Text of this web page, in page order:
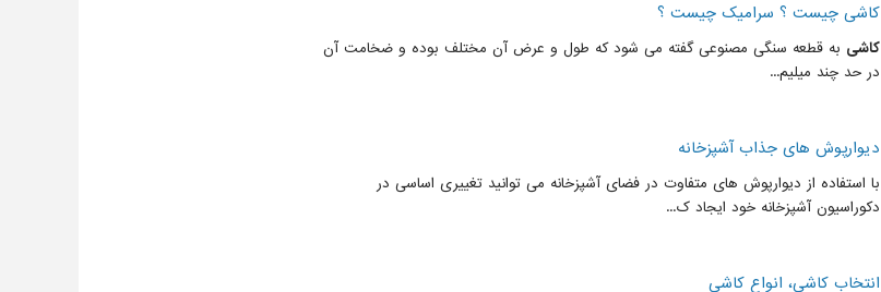
کاشی چیست ؟ سرامیک چیست ؟
کاشی به قطعه سنگی مصنوعی گفته می شود که طول و عرض آن مختلف بوده و ضخامت آن
در حد چند میلیم...
دیوارپوش های جذاب آشپزخانه
با استفاده از دیوارپوش های متفاوت در فضای آشپزخانه می توانید تغییری اساسی در
دکوراسیون آشپزخانه خود ایجاد ک...
انتخاب کاشی، انواع کاشی